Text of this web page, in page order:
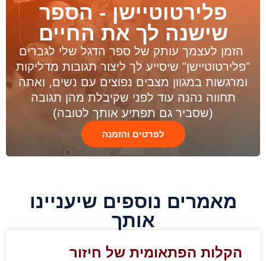
פלירטוטיישן - הספר
שישנה לך את החיים
הזמן לעצמך עותק של ספר הדגל שלי לגברים
"פלירטוטיישן" שיסייע לך ליצור תגובות מדליקות
ומרגשות במגוון מצבים נפוצים עם נשים, ואתה
תחווה נהנה עוד לפני שקיבלת מהן תגובה
(שסביר גם תפתיע אותך לטובה)
לפרטים והזמנה
מאמרים נוספים שיעניינו
אותך
הקלות הפתאומית של חיזור